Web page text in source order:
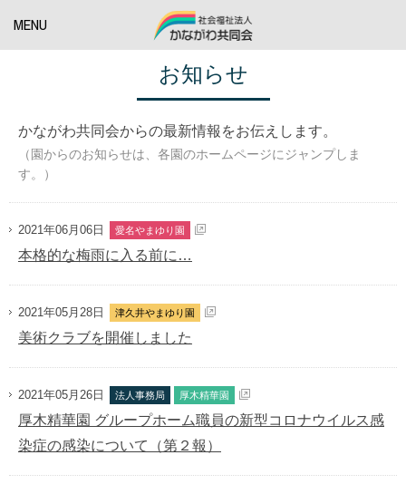
MENU
お知らせ
かながわ共同会からの最新情報をお伝えします。
（園からのお知らせは、各園のホームページにジャンプしま
す。）
2021年06月06日 愛名やまゆり園
本格的な梅雨に入る前に…
2021年05月28日 津久井やまゆり園
美術クラブを開催しました
2021年05月26日 法人事務局 厚木精華園
厚木精華園 グループホーム職員の新型コロナウイルス感
染症の感染について（第２報）